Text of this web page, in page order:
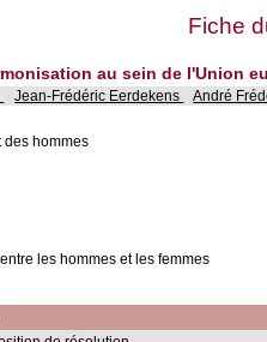
Fiche
au sein de l'Union
Jean-Frédéric Eerdekens André
des hommes
les hommes et les femmes